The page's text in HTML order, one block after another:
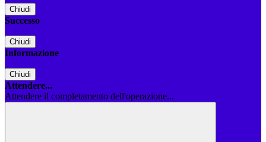
Chiudi
Successo
Chiudi
Informazione
Chiudi
Attendere...
Attendere il completamento dell'operazione...